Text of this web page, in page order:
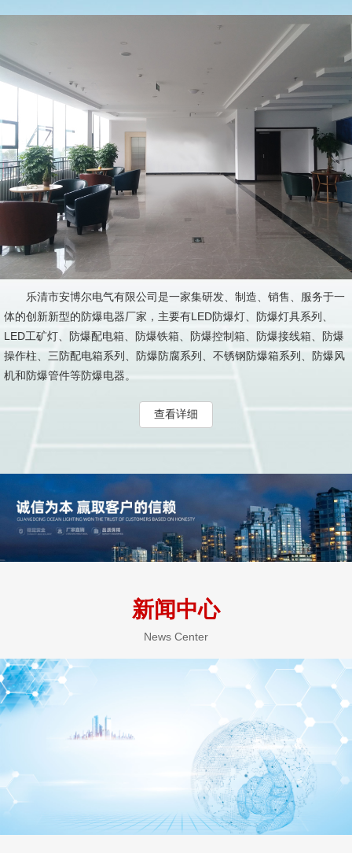
乐清市安博尔电气有限公司是一家集研发、制造、销售、服务于一
体的创新新型的防爆电器厂家，主要有LED防爆灯、防爆灯具系列、
LED工矿灯、防爆配电箱、防爆铁箱、防爆控制箱、防爆接线箱、防爆
操作柱、三防配电箱系列、防爆防腐系列、不锈钢防爆箱系列、防爆风
机和防爆管件等防爆电器。
查看详细
新闻中心
News Center